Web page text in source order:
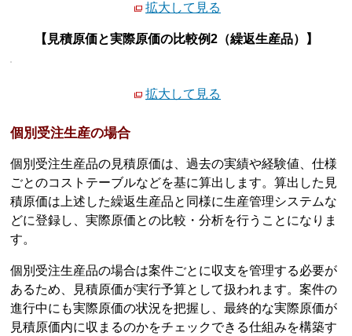
拡大して見る
【見積原価と実際原価の比較例2（繰返生産品）】
拡大して見る
個別受注生産の場合
個別受注生産品の見積原価は、過去の実績や経験値、仕様
ごとのコストテーブルなどを基に算出します。算出した見
積原価は上述した繰返生産品と同様に生産管理システムな
どに登録し、実際原価との比較・分析を行うことになりま
す。
個別受注生産品の場合は案件ごとに収支を管理する必要が
あるため、見積原価が実行予算として扱われます。案件の
進行中にも実際原価の状況を把握し、最終的な実際原価が
見積原価内に収まるのかをチェックできる仕組みを構築す